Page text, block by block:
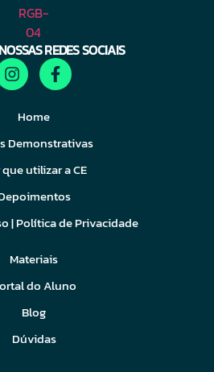
REDES SOCIAIS
Home
Demonstrativas
utilizar a CE
| Política de Privacidade
Materiais
do Aluno
Blog
Dúvidas